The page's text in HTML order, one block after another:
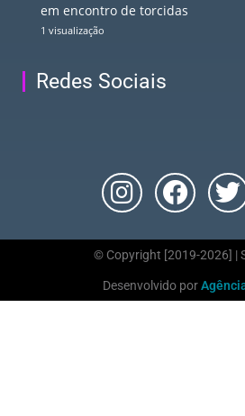
em encontro de torcidas
1 visualização
Redes Sociais
© Copyright [2019-2026] |
Desenvolvido por